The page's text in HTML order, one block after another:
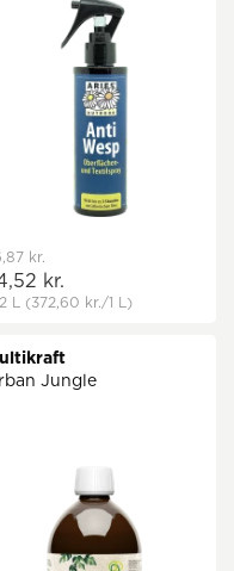
kr.
kr.
L (372,60 kr./1 L)
Jungle